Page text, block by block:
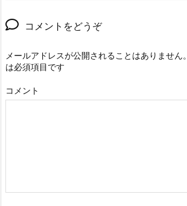
コメントをどうぞ
メールアドレスが公開されることはありません。
は必須項目です
コメント